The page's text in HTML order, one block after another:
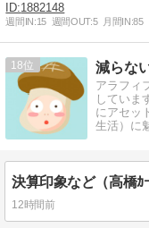
1882148
週間IN:15 週間OUT:5 月間IN:85
18 減らな
アラフィ
していま
にアセッ
生活）に
12時間前